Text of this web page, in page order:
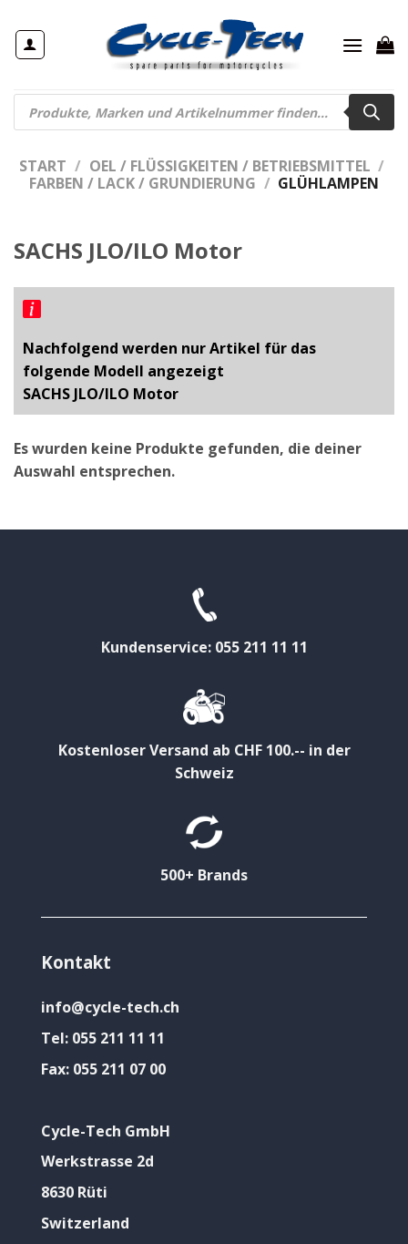
Inhalt
springen
Products
search
START / OEL / FLÜSSIGKEITEN / BETRIEBSMITTEL /
FARBEN / LACK / GRUNDIERUNG / GLÜHLAMPEN
SACHS JLO/ILO Motor
Nachfolgend werden nur Artikel für das
folgende Modell angezeigt
SACHS JLO/ILO Motor
Es wurden keine Produkte gefunden, die deiner
Auswahl entsprechen.
Kundenservice: 055 211 11 11
Kostenloser Versand ab CHF 100.-- in der
Schweiz
500+ Brands
Kontakt
info@cycle-tech.ch
Tel: 055 211 11 11
Fax: 055 211 07 00
Cycle-Tech GmbH
Werkstrasse 2d
8630 Rüti
Switzerland